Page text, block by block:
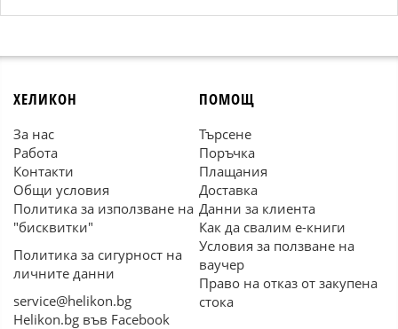
ХЕЛИКОН
За нас
Работа
Контакти
Общи условия
Политика за използване на
"бисквитки"
Политика за сигурност на
личните данни
service@helikon.bg
Helikon.bg във Facebook
ПОМОЩ
Търсене
Поръчка
Плащания
Доставка
Данни за клиента
Как да свалим е-книги
Условия за ползване на
ваучер
Право на отказ от закупена
стока